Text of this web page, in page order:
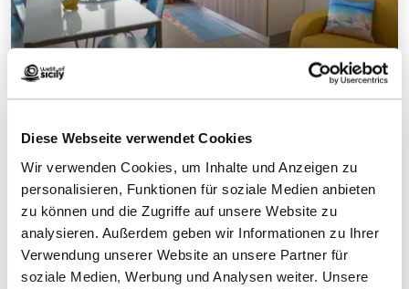
Diese Webseite verwendet Cookies
Wir verwenden Cookies, um Inhalte und Anzeigen zu
personalisieren, Funktionen für soziale Medien anbieten
zu können und die Zugriffe auf unsere Website zu
analysieren. Außerdem geben wir Informationen zu Ihrer
Verwendung unserer Website an unsere Partner für
soziale Medien, Werbung und Analysen weiter. Unsere
Kontakte:
Via scucina 180
Custonaci
Telefon3496922452
1/10